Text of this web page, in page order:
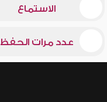
الاستماع
عدد مرات الحفظ